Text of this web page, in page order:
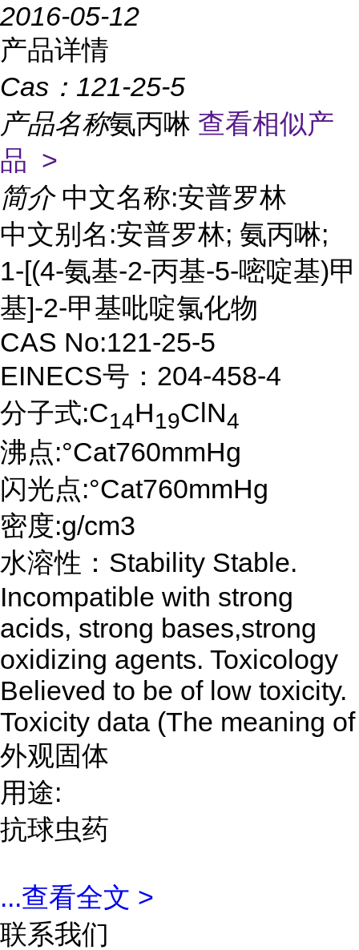
2016-05-12
产品详情
Cas： 121-25-5
产品名称氨丙啉 查看相似产
品 >
简介 中文名称:安普罗林
中文别名:安普罗林; 氨丙啉;
1-[(4-氨基-2-丙基-5-嘧啶基)甲
基]-2-甲基吡啶氯化物
CAS No:121-25-5
EINECS号：204-458-4
分子式:C14H19ClN4
沸点:°Cat760mmHg
闪光点:°Cat760mmHg
密度:g/cm3
水溶性：Stability Stable.
Incompatible with strong
acids, strong bases,strong
oxidizing agents. Toxicology
Believed to be of low toxicity.
Toxicity data (The meaning of
外观固体
用途:
抗球虫药
...查看全文 >
联系我们